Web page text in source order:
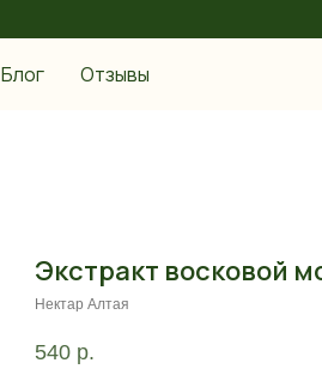
Блог Отзывы
Экстракт восковой
Нектар Алтая
540 р.